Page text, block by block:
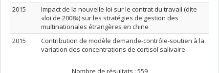
2015
Impact de la nouvelle loi sur le contrat du travail (dite
«loi de 2008») sur les stratégies de gestion des
multinationales étrangères en chine
2015
Contribution de modèle demande-contrôle-soutien à la
variation des concentrations de cortisol salivaire
Nombre de résultats : 559